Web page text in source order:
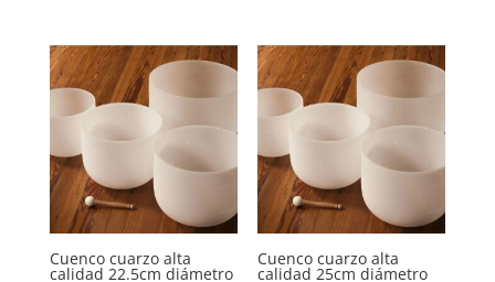
desde
1,00€
Cuenco cuarzo alta
calidad 22.5cm diámetro
Cuenco cuarzo alta
calidad 25cm diámetro